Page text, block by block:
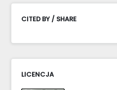
CITED BY / SHARE
LICENCJA